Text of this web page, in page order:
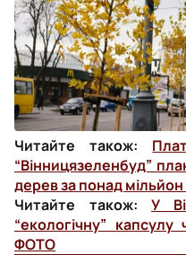
Читайте також:
“Вінницязеленбуд”
дерев за понад мільйон
Читайте також:
У
“екологічну”
ФОТО